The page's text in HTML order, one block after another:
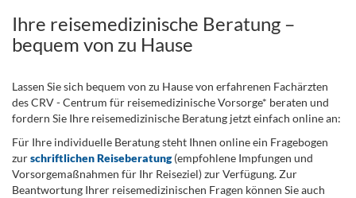
Ihre reisemedizinische Beratung –
bequem von zu Hause
Lassen Sie sich bequem von zu Hause von erfahrenen Fachärzten
des CRV - Centrum für reisemedizinische Vorsorge* beraten und
fordern Sie Ihre reisemedizinische Beratung jetzt einfach online an:
Für Ihre individuelle Beratung steht Ihnen online ein Fragebogen
zurschriftlichen Reiseberatung(empfohlene Impfungen und
Vorsorgemaßnahmen für Ihr Reiseziel) zur Verfügung. Zur
Beantwortung Ihrer reisemedizinischen Fragen können Sie auch